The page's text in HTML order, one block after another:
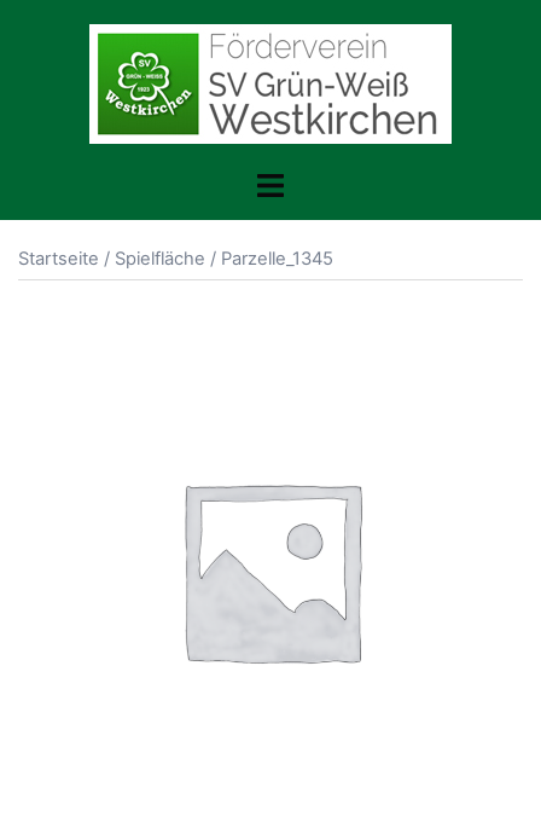
Toggle
Startseite / Spielfläche / Parzelle_1345